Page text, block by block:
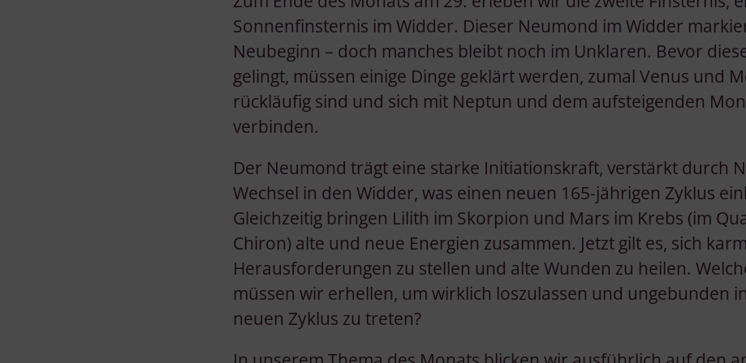
Sonnenfinsternis im Widder. Dieser Neumond im Widder
Neubeginn – doch manches bleibt noch im Unklaren. Bevor
gelingt, müssen einige Dinge geklärt werden, zumal Venus und
rückläufig sind und sich mit Neptun und dem aufsteigenden
verbinden.
Der Neumond trägt eine starke Initiationskraft, verstärkt durch
Wechsel in den Widder, was einen neuen 165-jährigen Zyklus
Gleichzeitig bringen Lilith im Skorpion und Mars im Krebs (im
Chiron) alte und neue Energien zusammen. Jetzt gilt es, sich
Herausforderungen zu stellen und alte Wunden zu heilen.
müssen wir erhellen, um wirklich loszulassen und ungebunden
neuen Zyklus zu treten?
Endgeräteeigenschaften zur Identifikation aktiv abfragen